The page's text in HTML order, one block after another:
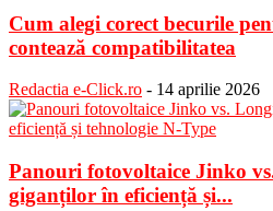
Cum alegi corect becurile
contează compatibilitatea
Redactia e-Click.ro - 14 aprilie 2026
Panouri fotovoltaice Jinko
giganților în eficiență și...